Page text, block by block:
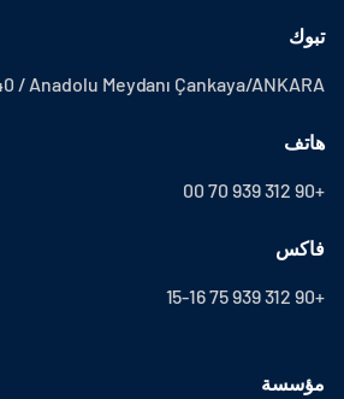
تبوك
/ Anadolu Meydanı Çankaya/ANKARA
هاتف
+90 312 939 70 00
فاكس
+90 312 939 75 15-16
مؤسسة